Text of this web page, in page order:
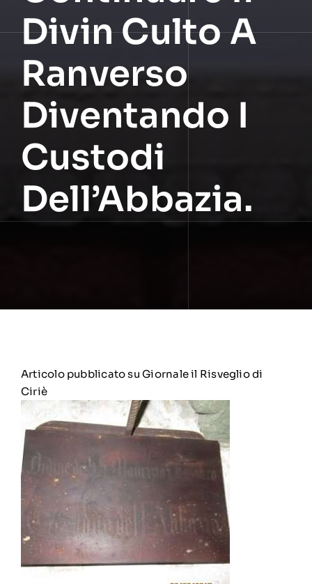
Divin Culto A
Ranverso
Diventando I
Custodi
Dell’Abbazia.
Articolo pubblicato su Giornale il Risveglio di
Ciriè